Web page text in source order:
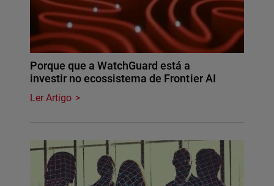
Porque que a WatchGuard está a
investir no ecossistema de Frontier AI
Ler Artigo